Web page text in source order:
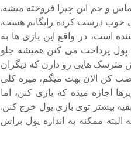
و جم این چیزا فروخته میشه.
خوب درست کرده رایگانم هست.
است، در واقع این بازی ها به
پول پرداخت می کنن همیشه جلو
مترسک هایی رو دارن که دیگران
کن الان بهت میگم، میره کلی
اجازه میده که بازی کنن، اما
بیشتر توی بازی پول خرج کنن.
ممکنه به اندازه پول براش